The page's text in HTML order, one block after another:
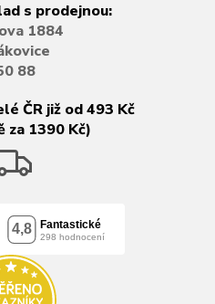
s prodejnou:
1884
88
ČR již od 493 Kč
za 1390 Kč)